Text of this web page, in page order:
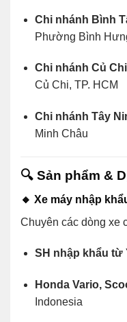
Chi nhánh Bình
Phường Bình
Chi nhánh Củ Chi
Củ Chi, TP. HCM
Chi nhánh Tây
Minh Châu
🔍 Sản phẩm &
🔸 Xe máy nhập
Chuyên các dòng xe
SH nhập khẩu từ
Honda Vario,
Indonesia